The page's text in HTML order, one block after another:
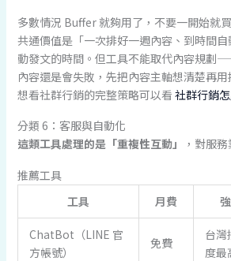
多數情況 Buffer 就夠用了，不要一開始就
共通價值是「一次排好一週內容、到時間
動發文的時間。但工具不能取代內容規劃
內容還是會失敗，先把內容主軸想清楚再用
想看社群行銷的完整策略可以看 社群行銷
分類 6：客服與自動化
這類工具處理的是「重複性互動」
，對服
推薦工具
工具
月費
ChatBot（LINE 官
方帳號）
免費
台灣
度最